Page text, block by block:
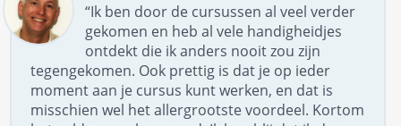
“Ik ben door de cursussen al veel verder
gekomen en heb al vele handigheidjes
ontdekt die ik anders nooit zou zijn
tegengekomen. Ook prettig is dat je op ieder
moment aan je cursus kunt werken, en dat is
misschien wel het allergrootste voordeel. Kortom